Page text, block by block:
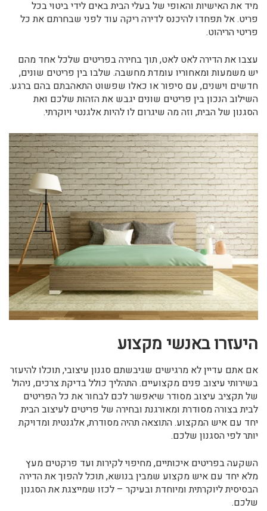
מיד את האישיות והאופי של בעלי הבית באים לידי ביטוי בכל
פריט. אל תפחדו להיכנס לדירה ריקה עוד לפני שבחרתם את כל
פריטי הריהוט.
עצבו את הדירה לאט לאט, תוך בחירה בפריטים שלכל אחד מהם
יש משמעות ומאחוריו עומדת מחשבה. שלבו בין פריטים שונים,
חדשים וישנים, עם סיפור או כאלו שפשוט התאהבתם בהם ברגע.
השילוב הנכון בין פריטים שונים יגבש את הזהות שלכם ואת
הסגנון של הבית, וזה מה שיגרום לו להיות אלגנטי ויוקרתי.
היעזרו באנשי מקצוע
אם אתם עדיין לא מרגישים שגיבשתם סגנון עיצובי, תוכלו להיעזר
בשירותי עיצוב פנים מקצועיים. התהליך כולל בדיקת צרכים, ניהול
של תקציב עיצוב מסודר שיאפשר לכם לבחור את כל הפריטים
לבית בצורה מסודרת ומאורגנת ובחירה של פריטים לעיצוב הבית
יחד עם איש המקצוע. התוצאה תהיה מסודרת, אלגנטית ומדויקת
יותר לפי הסגנון שלכם.
השקעה בפריטים איכותיים, מחיפוי לקירות ועד פרקטים מעץ
מלא יחד עם איש מקצוע שמבין בנושא, תוכל להפוך את הדירה
הבסיסית ליוקרתית ומיוחדת ובעיקר – לכזו שמייצגת את הסגנון
שלכם.